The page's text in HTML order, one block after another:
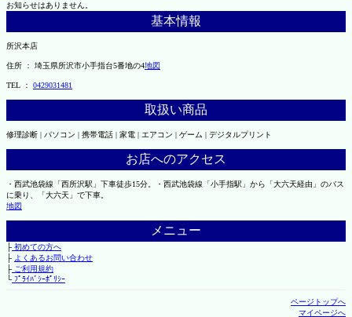
お知らせはありません。
基本情報
所沢本店
住所 ： 埼玉県所沢市小手指台5番地の4地図
TEL ： 0429031481
取扱い商品
修理診断 | パソコン | 携帯電話 | 家電 | エアコン | ゲーム | デジタルプリント
お店へのアクセス
・西武池袋線「西所沢駅」下車徒歩15分。・西武池袋線「小手指駅」から「大六天経由」のバス
に乗り、「大六天」で下車。
地図
メニュー
├初めての方へ
├ よくあるお問い合わせ
├ご利用規約
└ﾌﾟﾗｲﾊﾞｼｰﾎﾟﾘｼｰ
ページトップへ
マイページへ